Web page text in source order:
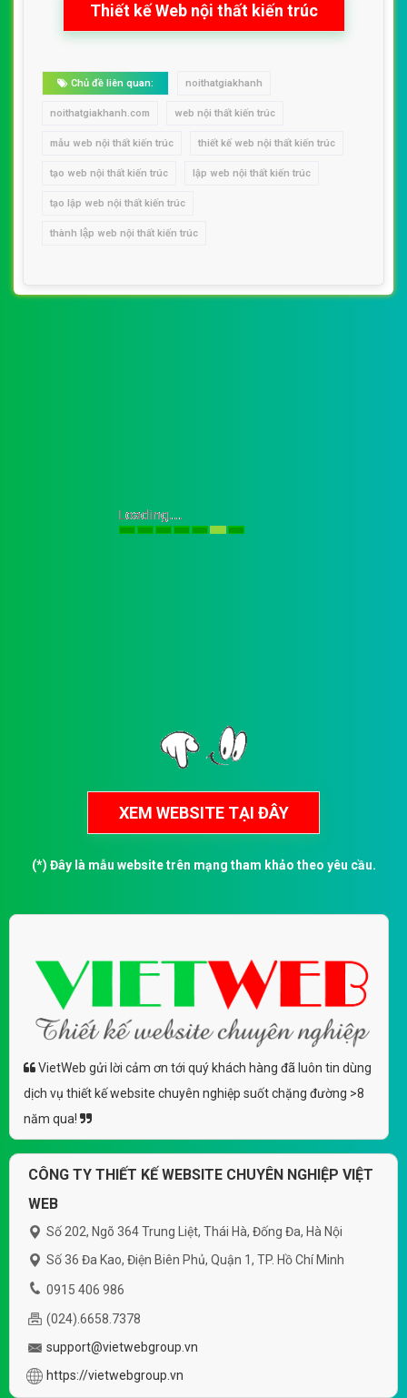
Thiết kế Web nội thất kiến trúc
Chủ đề liên quan: noithatgiakhanh
noithatgiakhanh.com web nội thất kiến trúc
mẫu web nội thất kiến trúc thiết kế web nội thất kiến trúc
tạo web nội thất kiến trúc lập web nội thất kiến trúc
tạo lập web nội thất kiến trúc
thành lập web nội thất kiến trúc